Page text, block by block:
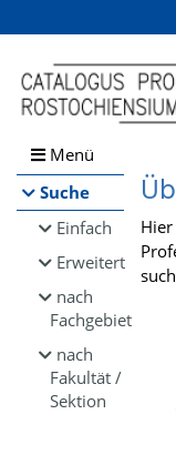
Browsen
direkt zum Inhalt
Menü
Suche
Einfach
Erweitert
nach
Fachgebiet
nach
Fakultät /
Sektion